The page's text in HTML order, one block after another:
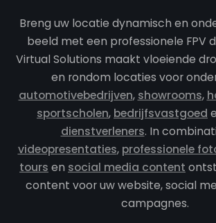
Breng uw locatie dynamisch en
beeld met een professionele FPV
Virtual Solutions maakt vloeiende
en rondom locaties voor
automotivebedrijven, showrooms,
sportscholen, bedrijfsvastgoed
dienstverleners. In
videopresentaties, professionele
tours en social media content
content voor uw website, social
campagnes.